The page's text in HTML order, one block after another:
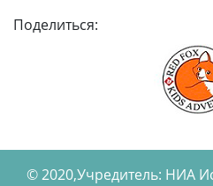
Поделиться:
© 2020,Учредитель: НИА